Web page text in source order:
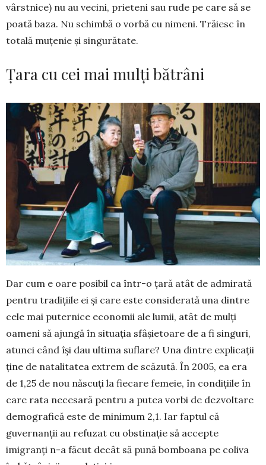
vârstnice) nu au vecini, prieteni sau rude pe care să se
poată baza. Nu schimbă o vorbă cu nimeni. Trăiesc în
totală muțenie și singurătate.
Țara cu cei mai mulți bătrâni
Dar cum e oare posibil ca într-o țară atât de admirată
pentru tradițiile ei și care este considerată una dintre
cele mai puternice economii ale lumii, atât de mulți
oameni să ajungă în situația sfâșietoare de a fi singuri,
atunci când își dau ul­tima suflare? Una dintre expli­cații
ține de natalitatea extrem de scăzută. În 2005, ea era
de 1,25 de nou născuți la fiecare femeie, în condi­țiile în
care rata necesară pentru a putea vorbi de dez­voltare
demo­grafi­că este de mini­mum 2,1. Iar fap­tul că
guvernanții au refuzat cu ob­stinație să accepte
imigranți n-a făcut decât să pună bom­­boana pe coliva